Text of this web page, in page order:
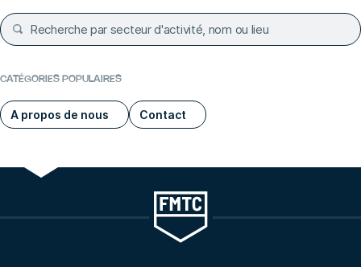
CATÉGORIES POPULAIRES
A propos de nous Contact